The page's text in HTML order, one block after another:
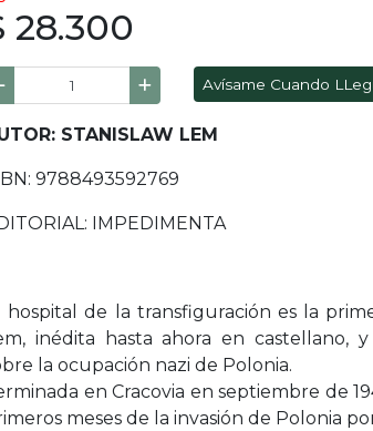
28.300
Avísame Cuando
STANISLAW LEM
9788493592769
IMPEDIMENTA
hospital de la transfiguración es la
inédita hasta ahora en castellano,
la ocupación nazi de Polonia.
en Cracovia en septiembre de
meses de la invasión de Polonia